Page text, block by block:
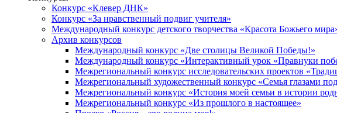
Конкурс «Клевер ДНК»
Конкурс «За нравственный подвиг учителя»
Международный конкурс детского творчества «Красота Божьего
Архив конкурсов
Международный конкурс «Две столицы Великой Победы!»
Международный конкурс «Интерактивный урок «Правнуки
Межрегиональный конкурс исследовательских проектов
Межрегиональный художественный конкурс «Семья глазами
Межрегиональный конкурс «История моей семьи в истории
Межрегиональный конкурс «Из прошлого в настоящее»